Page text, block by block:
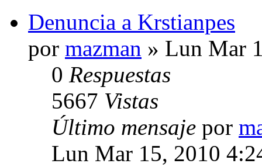
Denuncia a Krstianpes
por mazman » Lun Mar
0 Respuestas
5667 Vistas
Último mensaje por
Lun Mar 15, 2010